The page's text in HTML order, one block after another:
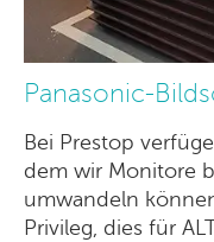
Panasonic-
Bei Prestop
dem wir Monitore
umwandeln
Privileg, dies für